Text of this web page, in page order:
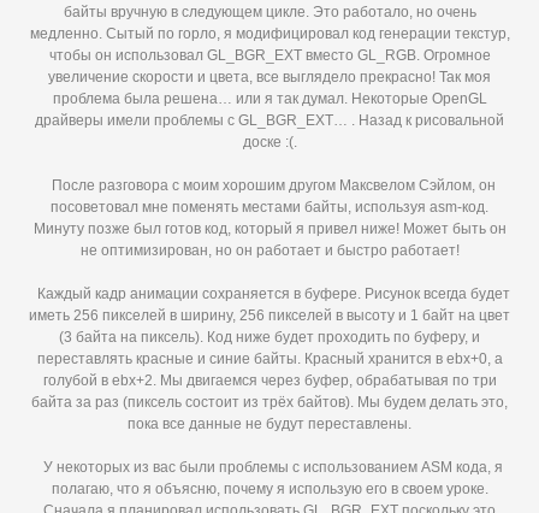
байты вручную в следующем цикле. Это работало, но очень
медленно. Сытый по горло, я модифицировал код генерации текстур,
чтобы он использовал GL_BGR_EXT вместо GL_RGB. Огромное
увеличение скорости и цвета, все выглядело прекрасно! Так моя
проблема была решена… или я так думал. Некоторые OpenGL
драйверы имели проблемы с GL_BGR_EXT… . Назад к рисовальной
доске :(.
После разговора с моим хорошим другом Максвелом Сэйлом, он
посоветовал мне поменять местами байты, используя asm-код.
Минуту позже был готов код, который я привел ниже! Может быть он
не оптимизирован, но он работает и быстро работает!
Каждый кадр анимации сохраняется в буфере. Рисунок всегда будет
иметь 256 пикселей в ширину, 256 пикселей в высоту и 1 байт на цвет
(3 байта на пиксель). Код ниже будет проходить по буферу, и
переставлять красные и синие байты. Красный хранится в ebx+0, а
голубой в ebx+2. Мы двигаемся через буфер, обрабатывая по три
байта за раз (пиксель состоит из трёх байтов). Мы будем делать это,
пока все данные не будут переставлены.
У некоторых из вас были проблемы с использованием ASM кода, я
полагаю, что я объясню, почему я использую его в своем уроке.